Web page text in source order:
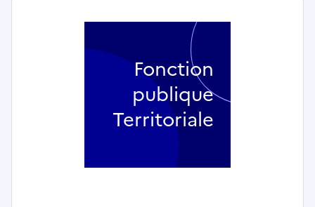
Fonction
publique
Territoriale